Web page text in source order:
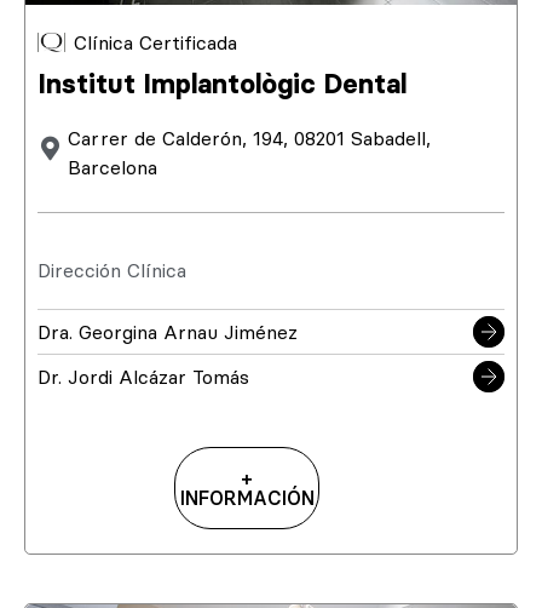
Clínica Certificada
Institut Implantològic Dental
Carrer de Calderón, 194, 08201 Sabadell,
Barcelona
Dirección Clínica
Dra. Georgina Arnau Jiménez
Dr. Jordi Alcázar Tomás
+
INFORMACIÓN